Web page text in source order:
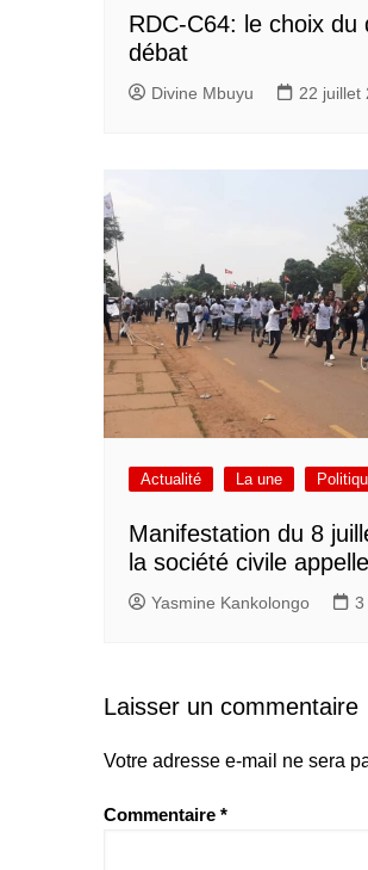
RDC-C64: le choix du
débat
Divine Mbuyu 22 juillet
Actualité La une
Manifestation du 8
la société civile
Yasmine Kankolongo 3
Laisser un commentaire
Votre adresse e-mail ne sera
Commentaire *